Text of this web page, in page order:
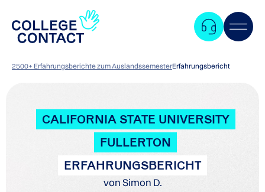
2500+ Erfahrungsberichte zum AuslandssemesterErfahrungsbericht
CALIFORNIA STATE UNIVERSITY
FULLERTON
ERFAHRUNGSBERICHT
von Simon D.